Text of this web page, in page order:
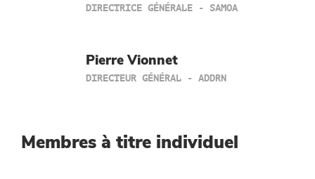
DIRECTRICE GÉNÉRALE - SAMOA
Pierre Vionnet
DIRECTEUR GÉNÉRAL - ADDRN
Membres à titre individuel